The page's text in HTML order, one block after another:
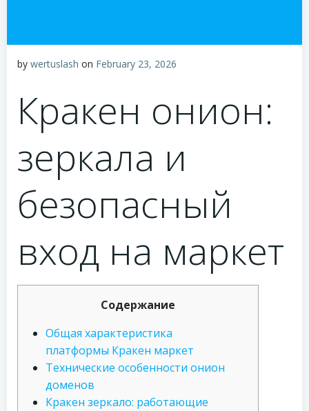
by wertuslash on February 23, 2026
Кракен онион:
зеркала и
безопасный
вход на маркет
Содержание
Общая характеристика
платформы Кракен маркет
Технические особенности онион
доменов
Кракен зеркало: работающие